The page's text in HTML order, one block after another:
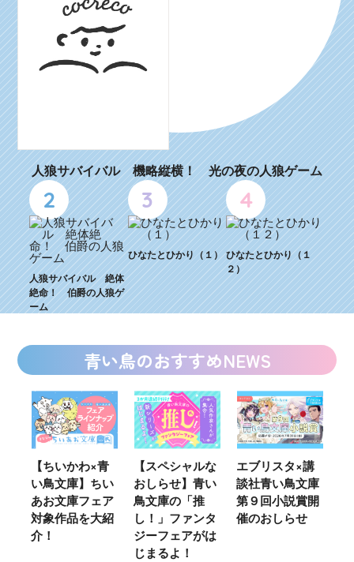
人狼サバイバル 機略縦横！ 光の夜の人狼ゲーム
2
人狼サバイバル 絶体
絶命！ 伯爵の人狼ゲ
ーム
3
ひなたとひかり（１）
4
ひなたとひかり（１
２）
青い鳥のおすすめNEWS
【ちいかわ×青
い鳥文庫】ちい
あお文庫フェア
対象作品を大紹
介！
【スペシャルな
おしらせ】青い
鳥文庫の「推
し！」ファンタ
ジーフェアがは
じまるよ！
エブリスタ×講
談社青い鳥文庫
第９回小説賞開
催のおしらせ